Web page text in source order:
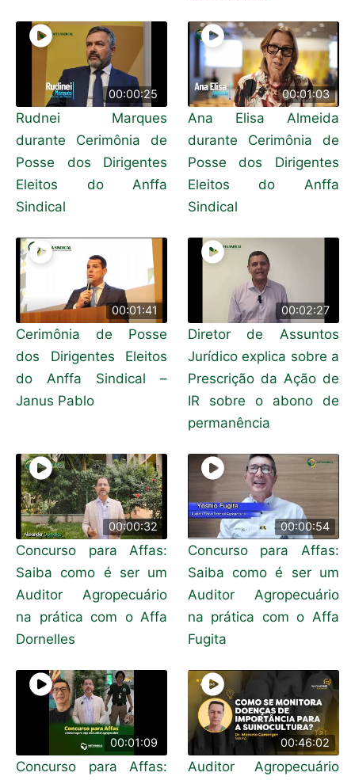
00:00:25
Rudnei Marques
durante Cerimônia de
Posse dos Dirigentes
Eleitos do Anffa
Sindical
00:01:03
Ana Elisa Almeida
durante Cerimônia de
Posse dos Dirigentes
Eleitos do Anffa
Sindical
00:01:41
Cerimônia de Posse
dos Dirigentes Eleitos
do Anffa Sindical –
Janus Pablo
00:02:27
Diretor de Assuntos
Jurídico explica sobre a
Prescrição da Ação de
IR sobre o abono de
permanência
00:00:32
Concurso para Affas:
Saiba como é ser um
Auditor Agropecuário
na prática com o Affa
Dornelles
00:00:54
Concurso para Affas:
Saiba como é ser um
Auditor Agropecuário
na prática com o Affa
Fugita
00:01:09
Concurso para Affas:
00:46:02
Auditor Agropecuário